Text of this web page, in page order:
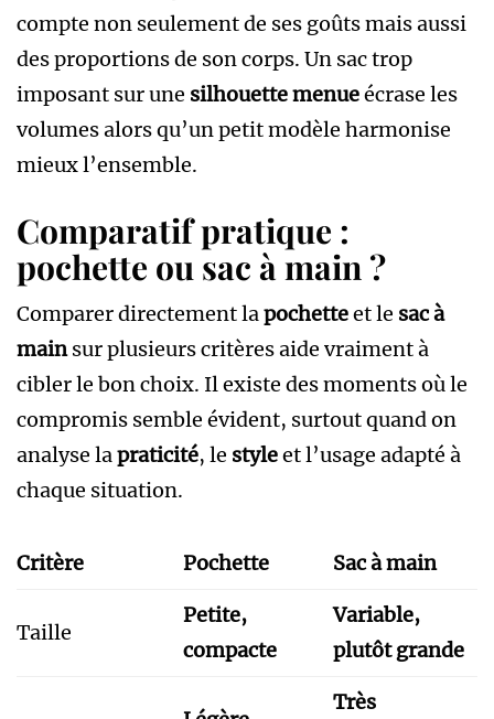
compte non seulement de ses goûts mais aussi
des proportions de son corps. Un sac trop
imposant sur une silhouette menueécrase les
volumes alors qu’un petit modèle harmonise
mieux l’ensemble.
Comparatif pratique :
pochette ou sac à main ?
Comparer directement lapochetteet le sac à
mainsur plusieurs critères aide vraiment à
cibler le bon choix. Il existe des moments où le
compromis semble évident, surtout quand on
analyse lapraticité, le styleet l’usage adapté à
chaque situation.
Critère Pochette Sac à main
Taille
Petite,
compacte
Variable,
plutôt grande
Très